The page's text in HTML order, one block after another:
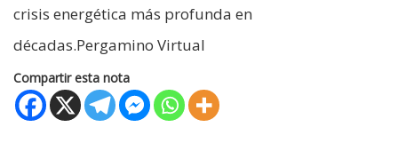
crisis energética más profunda en
décadas.Pergamino Virtual
Compartir esta nota